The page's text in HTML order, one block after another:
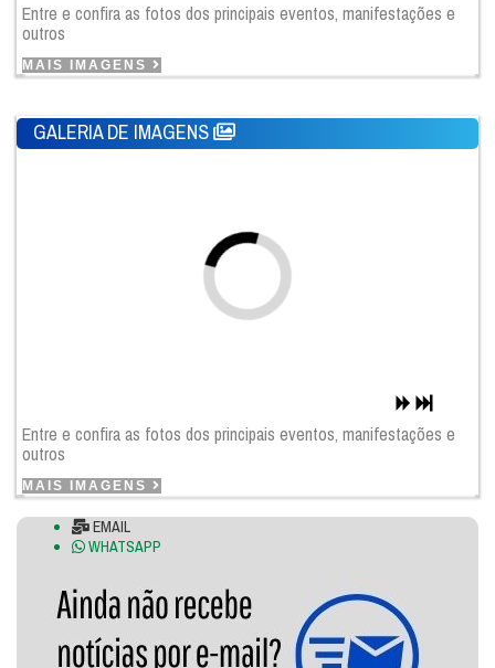
Entre e confira as fotos dos principais eventos, manifestações e
outros
MAIS IMAGENS
GALERIA DE IMAGENS
Entre e confira as fotos dos principais eventos, manifestações e
outros
MAIS IMAGENS
EMAIL
WHATSAPP